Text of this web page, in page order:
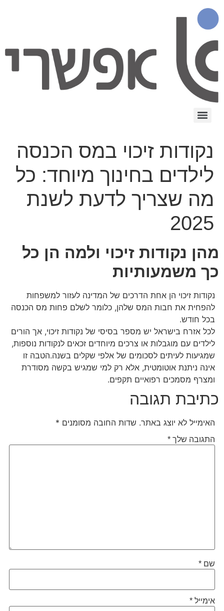
נקודות זיכוי במס הכנסה
לילדים בחינוך מיוחד: כל
מה שצריך לדעת לשנת
2025
מהן נקודות זיכוי ולמה הן כל
כך משמעותיות
נקודות זיכוי הן אחת הדרכים של המדינה לעזור למשפחות
להפחית את חבות המס שלהן, כלומר לשלם פחות מס הכנסה
בכל חודש.
לכל אזרח בישראל יש מספר בסיסי של נקודות זיכוי, אך הורים
לילדים עם מוגבלות או צרכים מיוחדים זכאים לנקודות נוספות,
שמגיעות לעיתים לסכומים של אלפי שקלים בשנה.הטבה זו
אינה ניתנת אוטומטית, אלא רק למי שמגיש בקשה מסודרת
ומצרף מסמכים רפואיים תקפים.
כתיבת תגובה
האימייל לא יוצג באתר. שדות החובה מסומנים *
התגובה שלך *
שם *
אימייל *